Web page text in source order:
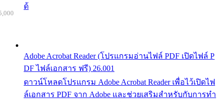
ด้
Adobe Acrobat Reader (โปรแกรมอ่านไฟล์ PDF เปิดไฟล์ P
DF ไฟล์เอกสาร ฟรี) 26.001
ดาวน์โหลดโปรแกรม Adobe Acrobat Reader เพื่อไว้เปิดไฟ
ล์เอกสาร PDF จาก Adobe และช่วยเสริมสำหรับกับการทำ